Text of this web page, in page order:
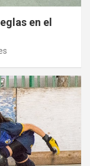
en el